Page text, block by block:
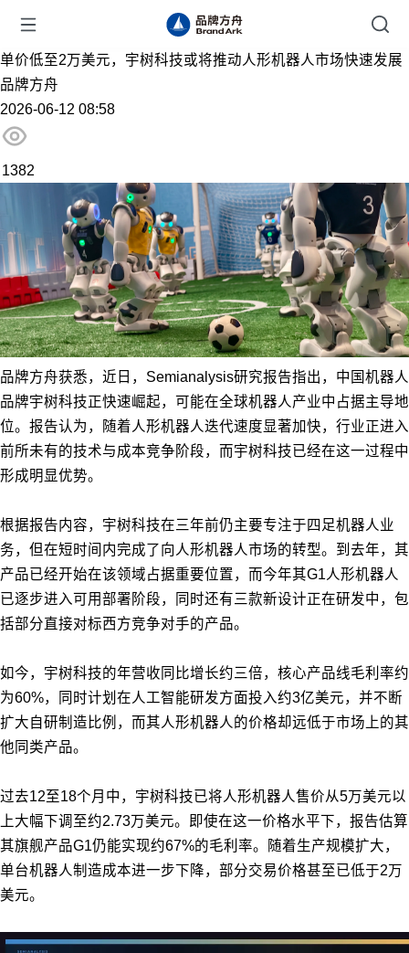
单价低至2万美元，宇树科技或将推动人形机器人市场快速发展
品牌方舟
2026-06-12 08:58
1382
品牌方舟获悉，近日，Semianalysis研究报告指出，中国机器人
品牌宇树科技正快速崛起，可能在全球机器人产业中占据主导地
位。报告认为，随着人形机器人迭代速度显著加快，行业正进入
前所未有的技术与成本竞争阶段，而宇树科技已经在这一过程中
形成明显优势。
根据报告内容，宇树科技在三年前仍主要专注于四足机器人业
务，但在短时间内完成了向人形机器人市场的转型。到去年，其
产品已经开始在该领域占据重要位置，而今年其G1人形机器人
已逐步进入可用部署阶段，同时还有三款新设计正在研发中，包
括部分直接对标西方竞争对手的产品。
如今，宇树科技的年营收同比增长约三倍，核心产品线毛利率约
为60%，同时计划在人工智能研发方面投入约3亿美元，并不断
扩大自研制造比例，而其人形机器人的价格却远低于市场上的其
他同类产品。
过去12至18个月中，宇树科技已将人形机器人售价从5万美元以
上大幅下调至约2.73万美元。即使在这一价格水平下，报告估算
其旗舰产品G1仍能实现约67%的毛利率。随着生产规模扩大，
单台机器人制造成本进一步下降，部分交易价格甚至已低于2万
美元。